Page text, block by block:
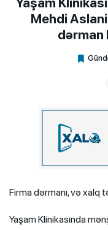
Mehdi
dərman
Firma dərmanı, və xalq
Yaşam Klinikasında